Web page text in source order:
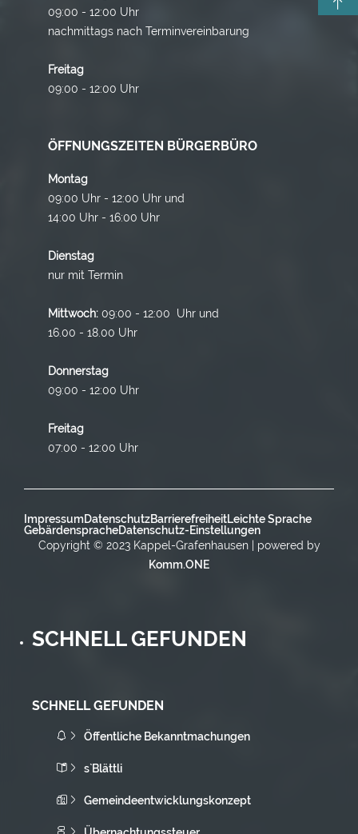
09:00 - 12:00 Uhr
nachmittags nach Terminvereinbarung
Freitag
09:00 - 12:00 Uhr
ÖFFNUNGSZEITEN BÜRGERBÜRO
Montag
09:00 Uhr - 12:00 Uhr und
14:00 Uhr - 16:00 Uhr
Dienstag
nur mit Termin
Mittwoch: 09:00 - 12:00 Uhr und
16.00 - 18.00 Uhr
Donnerstag
09:00 - 12:00 Uhr
Freitag
07:00 - 12:00 Uhr
ImpressumDatenschutzBarrierefreiheitLeichte Sprache
GebärdenspracheDatenschutz-Einstellungen
Copyright © 2023 Kappel-Grafenhausen | powered by
Komm.ONE
SCHNELL GEFUNDEN
SCHNELL GEFUNDEN
Öffentliche Bekanntmachungen
s`Blättli
Gemeindeentwicklungskonzept